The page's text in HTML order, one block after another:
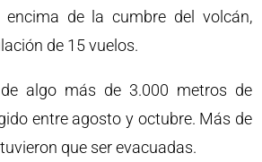
de la cumbre del volcán,
de 15 vuelos.
algo más de 3.000 metros de
entre agosto y octubre. Más de
que ser evacuadas.